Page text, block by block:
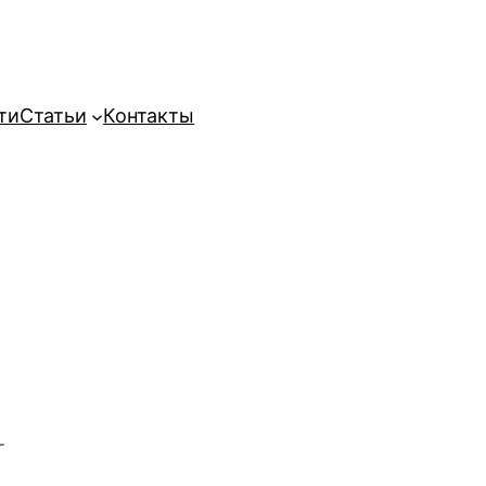
Статьи Контакты